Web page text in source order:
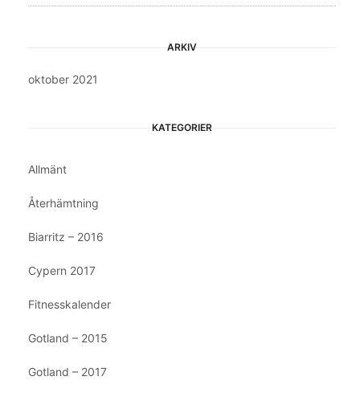
ARKIV
oktober 2021
KATEGORIER
Allmänt
Återhämtning
Biarritz – 2016
Cypern 2017
Fitnesskalender
Gotland – 2015
Gotland – 2017